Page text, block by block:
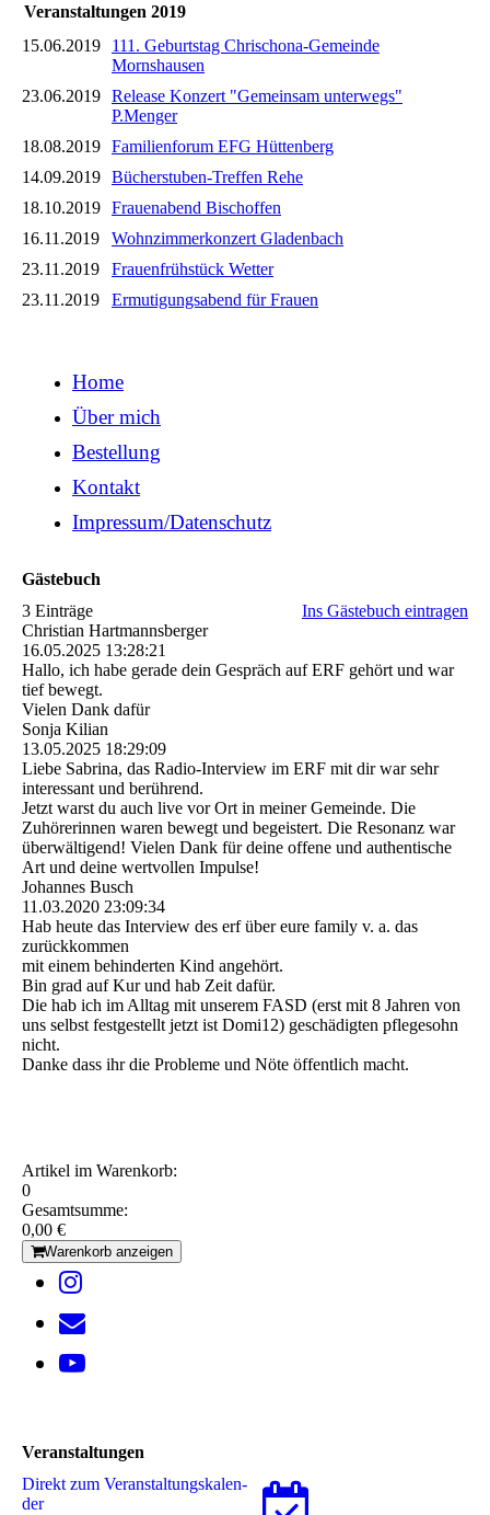
Veranstaltungen 2019
15.06.2019
111. Geburtstag Chrischona-Gemeinde
Mornshausen
23.06.2019 Release Konzert "Gemeinsam unterwegs"
P.Menger
18.08.2019 Familienforum EFG Hüttenberg
14.09.2019 Bücherstuben-Treffen Rehe
18.10.2019 Frauenabend Bischoffen
16.11.2019
Wohnzimmerkonzert Gladenbach
23.11.2019
Frauenfrühstück Wetter
23.11.2019
Ermutigungsabend für Frauen
Home
Über mich
Bestellung
Kontakt
Impressum/Datenschutz
Gästebuch
3 Einträge
Ins Gästebuch eintragen
Christian Hartmannsberger
16.05.2025 13:28:21
Hallo, ich habe gerade dein Gespräch auf ERF gehört und war
tief bewegt.
Vielen Dank dafür
Sonja Kilian
13.05.2025 18:29:09
Liebe Sabrina, das Radio-Interview im ERF mit dir war sehr
interessant und berührend.
Jetzt warst du auch live vor Ort in meiner Gemeinde. Die
Zuhörerinnen waren bewegt und begeistert. Die Resonanz war
überwältigend! Vielen Dank für deine offene und authentische
Art und deine wertvollen Impulse!
Johannes Busch
11.03.2020 23:09:34
Hab heute das Interview des erf über eure family v. a. das
zurückkommen
mit einem behinderten Kind angehört.
Bin grad auf Kur und hab Zeit dafür.
Die hab ich im Alltag mit unserem FASD (erst mit 8 Jahren von
uns selbst festgestellt jetzt ist Domi12) geschädigten pflegesohn
nicht.
Danke dass ihr die Probleme und Nöte öffentlich macht.
Artikel im Warenkorb:
0
Gesamtsumme:
0,00 €
Warenkorb anzeigen
Veranstaltungen
Direkt zum Ver­an­stal­tungs­ka­len­
der